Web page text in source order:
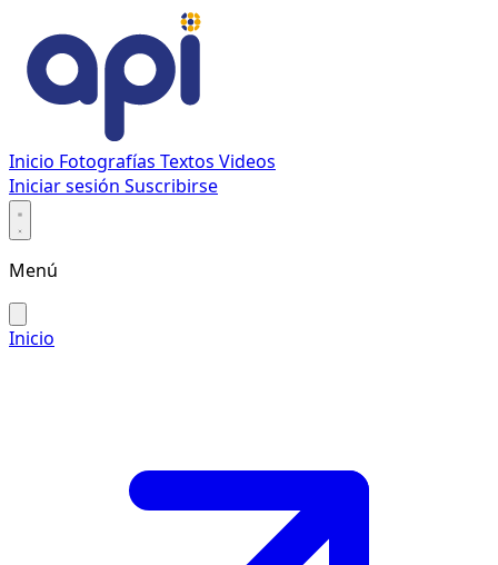
Inicio Fotografías Textos Videos
Iniciar sesión Suscribirse
Menú
Inicio